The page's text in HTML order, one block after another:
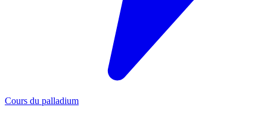
Cours du palladium